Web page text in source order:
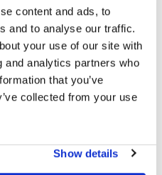
content and ads, to
and to analyse our traffic.
your use of our site with
and analytics partners who
that you’ve
collected from your use
Show details
meiner Daten gemäß den